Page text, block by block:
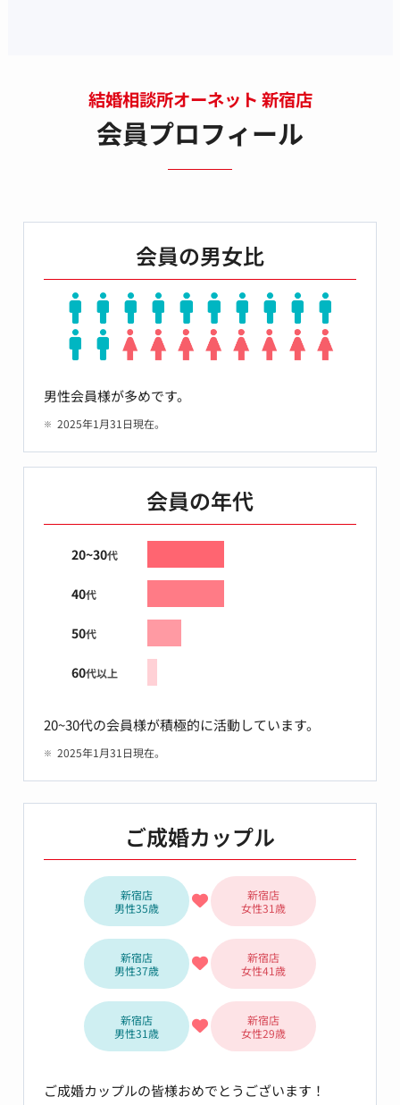
結婚相談所オーネット 新宿店
会員プロフィール
会員の男女比
男性会員様が多めです。
2025年1月31日現在。
会員の年代
20~30代
40代
50代
60代以上
20~30代の会員様が積極的に活動しています。
2025年1月31日現在。
ご成婚カップル
新宿店
男性35歳
新宿店
女性31歳
新宿店
男性37歳
新宿店
女性41歳
新宿店
男性31歳
新宿店
女性29歳
ご成婚カップルの皆様おめでとうございます！